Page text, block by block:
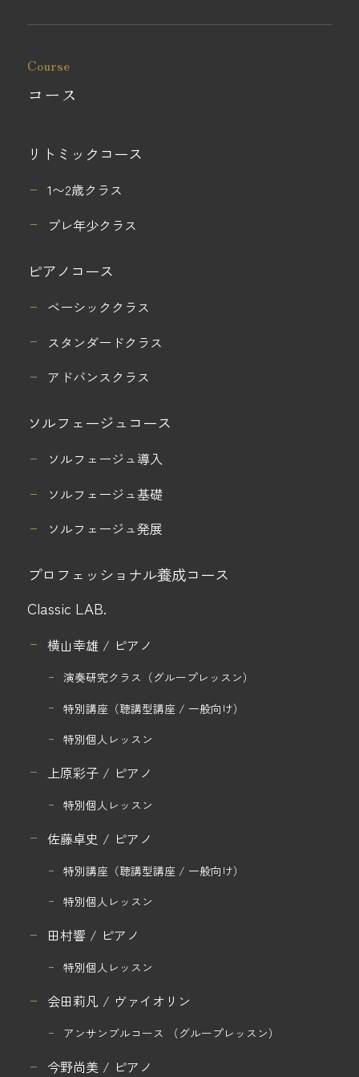
Course
コース
リトミックコース
1〜2歳クラス
プレ年少クラス
ピアノコース
ベーシッククラス
スタンダードクラス
アドバンスクラス
ソルフェージュコース
ソルフェージュ導入
ソルフェージュ基礎
ソルフェージュ発展
プロフェッショナル養成コース
Classic LAB.
横山幸雄 / ピアノ
演奏研究クラス （グループレッスン）
特別講座 （聴講型講座 / 一般向け）
特別個人レッスン
上原彩子 / ピアノ
特別個人レッスン
佐藤卓史 / ピアノ
特別講座 （聴講型講座 / 一般向け）
特別個人レッスン
田村響 / ピアノ
特別個人レッスン
会田莉凡 / ヴァイオリン
アンサンブルコース （グループレッスン）
今野尚美 / ピアノ